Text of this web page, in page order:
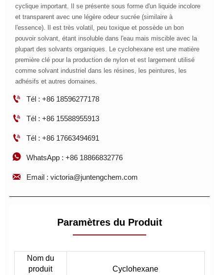
cyclique important. Il se présente sous forme d'un liquide incolore
et transparent avec une légère odeur sucrée (similaire à
l'essence). Il est très volatil, peu toxique et possède un bon
pouvoir solvant, étant insoluble dans l'eau mais miscible avec la
plupart des solvants organiques. Le cyclohexane est une matière
première clé pour la production de nylon et est largement utilisé
comme solvant industriel dans les résines, les peintures, les
adhésifs et autres domaines.
 Tél : +86 18596277178
 Tél : +86 15588955913
 Tél : +86 17663494691
 WhatsApp : +86 18866832776
 Email : victoria@juntengchem.com
Paramètres du Produit
Nom du
produit
Cyclohexane